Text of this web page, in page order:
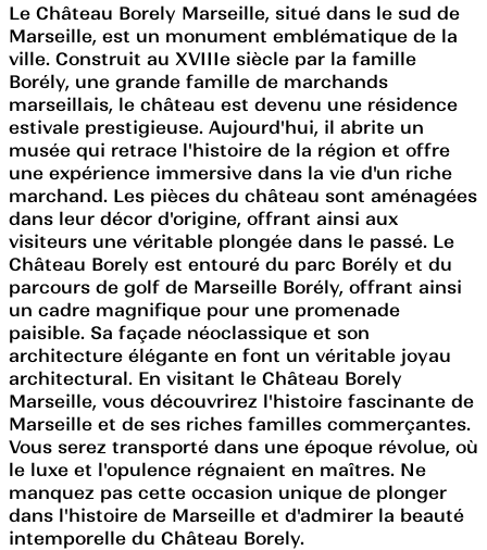
Le Château Borely Marseille, situé dans le sud de
Marseille, est un monument emblématique de la
ville. Construit au XVIIIe siècle par la famille
Borély, une grande famille de marchands
marseillais, le château est devenu une résidence
estivale prestigieuse. Aujourd'hui, il abrite un
musée qui retrace l'histoire de la région et offre
une expérience immersive dans la vie d'un riche
marchand. Les pièces du château sont aménagées
dans leur décor d'origine, offrant ainsi aux
visiteurs une véritable plongée dans le passé. Le
Château Borely est entouré du parc Borély et du
parcours de golf de Marseille Borély, offrant ainsi
un cadre magnifique pour une promenade
paisible. Sa façade néoclassique et son
architecture élégante en font un véritable joyau
architectural. En visitant le Château Borely
Marseille, vous découvrirez l'histoire fascinante de
Marseille et de ses riches familles commerçantes.
Vous serez transporté dans une époque révolue, où
le luxe et l'opulence régnaient en maîtres. Ne
manquez pas cette occasion unique de plonger
dans l'histoire de Marseille et d'admirer la beauté
intemporelle du Château Borely.